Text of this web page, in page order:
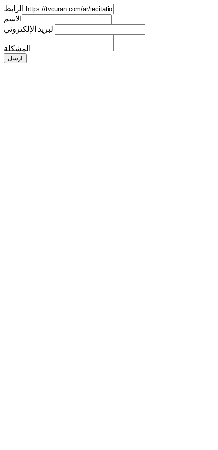
الرابط
الاسم
البريد الإلكتروني
المشكلة
ارسل